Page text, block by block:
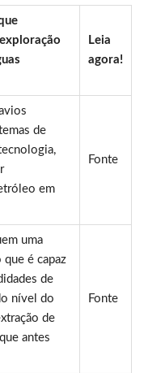
Leia
agora!
de
em
Fonte
uma
é capaz
de
nível do
de
antes
Fonte